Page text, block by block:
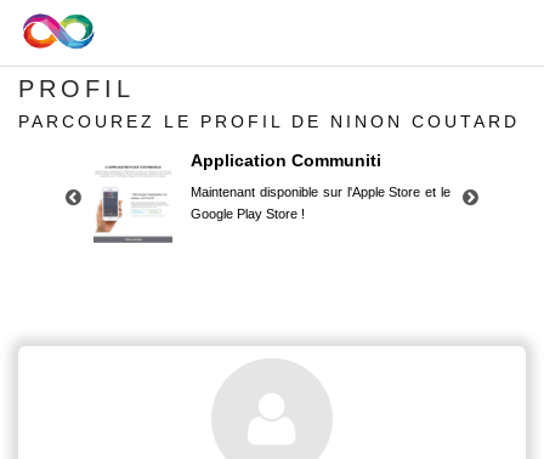
PROFIL
PARCOUREZ LE PROFIL DE NINON COUTARD
Application Communiti
Maintenant disponible sur l'Apple Store et le
Google Play Store !
Google Play Store !